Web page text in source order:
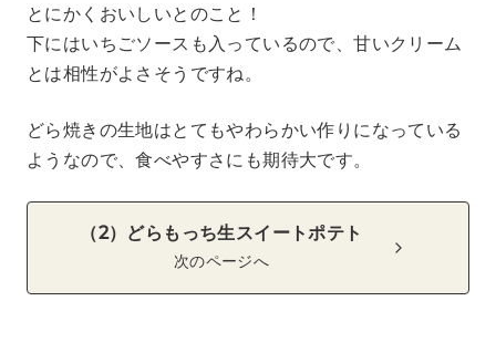
とにかくおいしいとのこと！
下にはいちごソースも入っているので、甘いクリーム
とは相性がよさそうですね。
どら焼きの生地はとてもやわらかい作りになっている
ようなので、食べやすさにも期待大です。
（2）どらもっち生スイートポテト
次のページへ